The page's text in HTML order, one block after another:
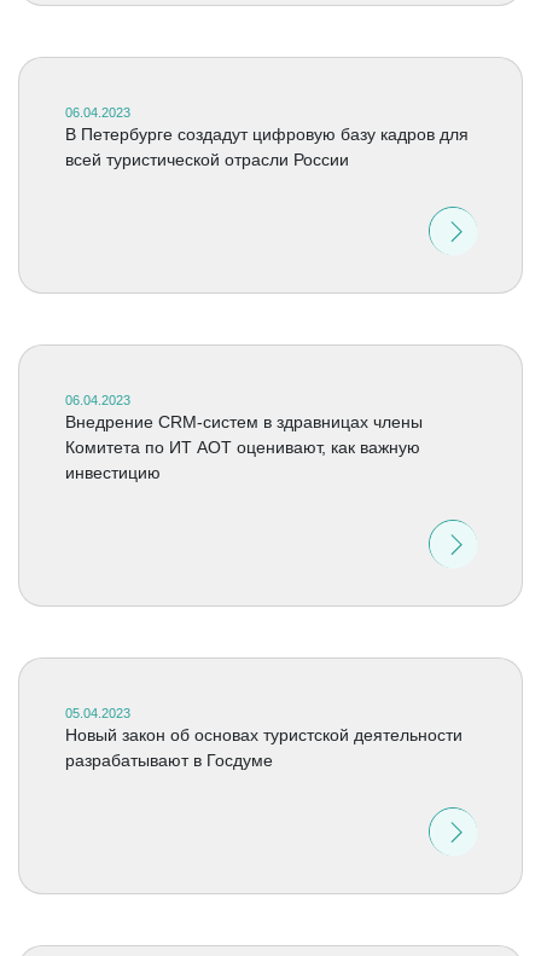
06.04.2023
В Петербурге создадут цифровую базу кадров для
всей туристической отрасли России
06.04.2023
Внедрение CRM-систем в здравницах члены
Комитета по ИТ АОТ оценивают, как важную
инвестицию
05.04.2023
Новый закон об основах туристской деятельности
разрабатывают в Госдуме